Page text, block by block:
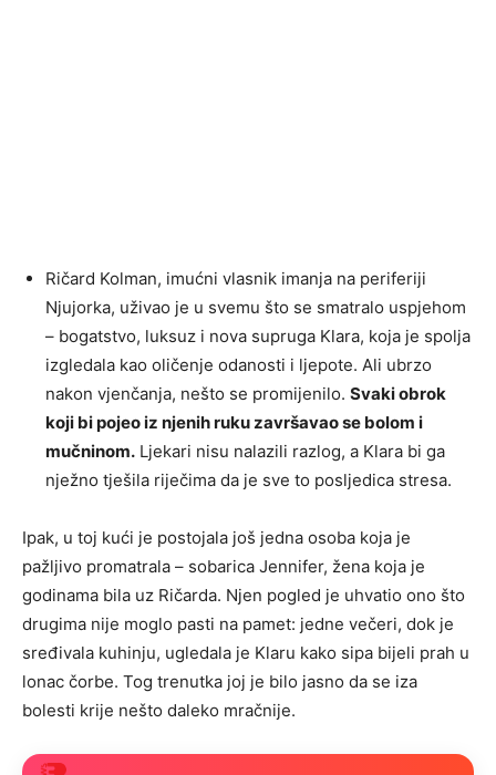
Ričard Kolman, imućni vlasnik imanja na periferiji
Njujorka, uživao je u svemu što se smatralo uspjehom
– bogatstvo, luksuz i nova supruga Klara, koja je spolja
izgledala kao oličenje odanosti i ljepote. Ali ubrzo
nakon vjenčanja, nešto se promijenilo. Svaki obrok
koji bi pojeo iz njenih ruku završavao se bolom i
mučninom. Ljekari nisu nalazili razlog, a Klara bi ga
nježno tješila riječima da je sve to posljedica stresa.
Ipak, u toj kući je postojala još jedna osoba koja je
pažljivo promatrala – sobarica Jennifer, žena koja je
godinama bila uz Ričarda. Njen pogled je uhvatio ono što
drugima nije moglo pasti na pamet: jedne večeri, dok je
sređivala kuhinju, ugledala je Klaru kako sipa bijeli prah u
lonac čorbe. Tog trenutka joj je bilo jasno da se iza
bolesti krije nešto daleko mračnije.